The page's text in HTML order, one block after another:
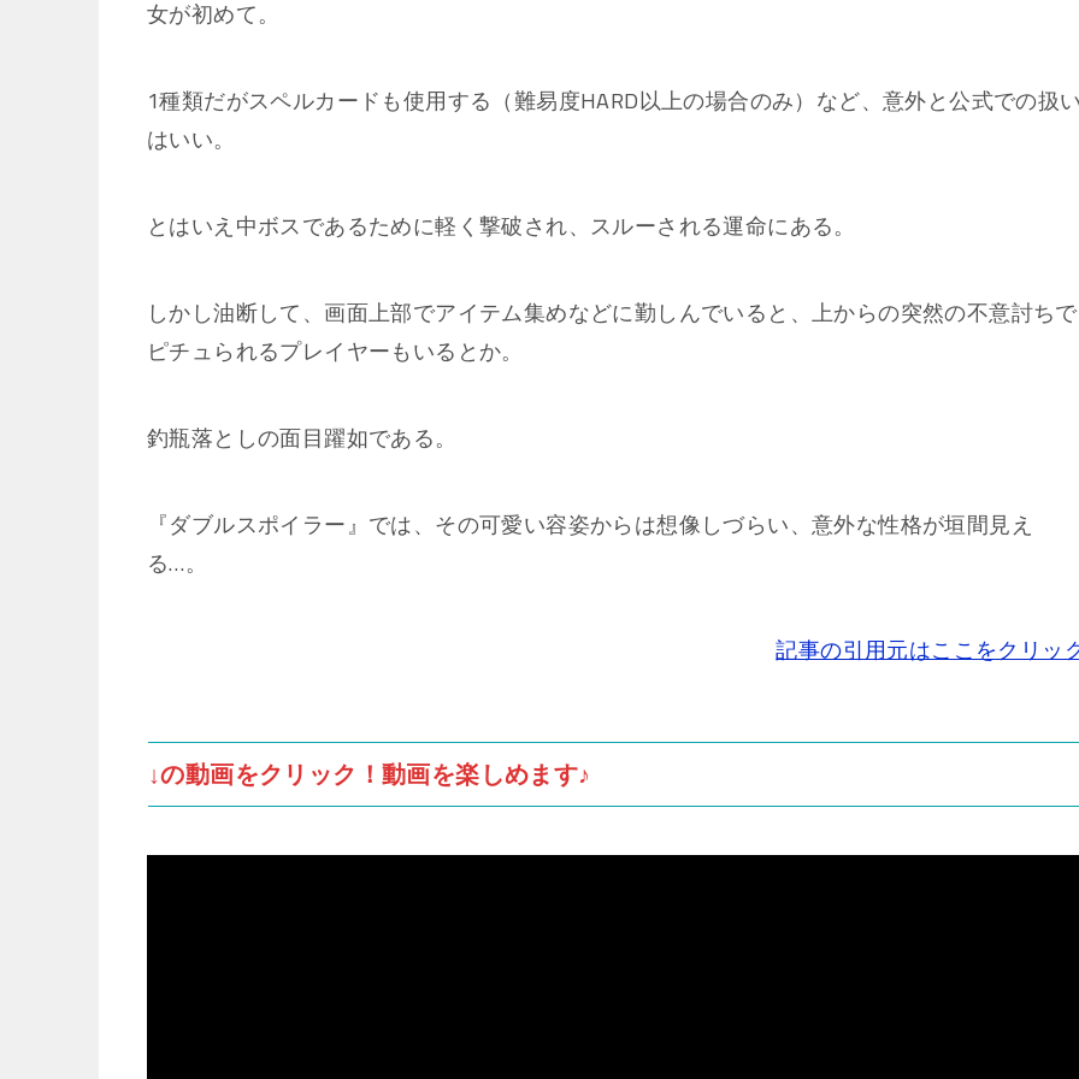
女が初めて。
1種類だがスペルカードも使用する（難易度HARD以上の場合のみ）など、意外と公式での扱
はいい。
とはいえ中ボスであるために軽く撃破され、スルーされる運命にある。
しかし油断して、画面上部でアイテム集めなどに勤しんでいると、上からの突然の不意討ちで
ピチュられるプレイヤーもいるとか。
釣瓶落としの面目躍如である。
『ダブルスポイラー』では、その可愛い容姿からは想像しづらい、意外な性格が垣間見え
る…。
記事の引用元はここをクリッ
↓の動画をクリック！動画を楽しめます♪